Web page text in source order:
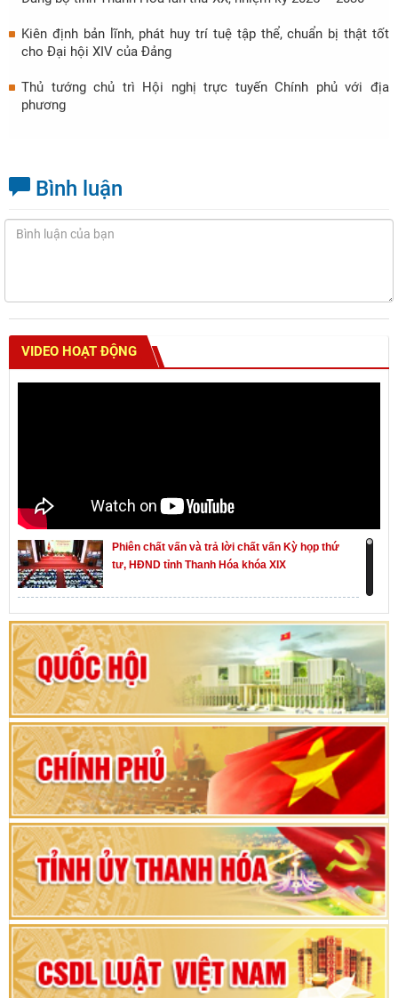
Kiên định bản lĩnh, phát huy trí tuệ tập thể, chuẩn bị thật tốt
cho Đại hội XIV của Đảng
Thủ tướng chủ trì Hội nghị trực tuyến Chính phủ với địa
phương
Bình luận
VIDEO HOẠT ĐỘNG
Phiên chất vấn và trả lời chất vấn Kỳ họp thứ
tư, HĐND tỉnh Thanh Hóa khóa XIX
Khai mạc kỳ họp thứ Nhất, Quốc hội khóa XVI
Hướng dẫn quy trình bỏ phiếu bầu cử ĐBQH
khoá XVI và đại biểu HĐND các cấp nhiệm kỳ
2026-2031
80 năm Quốc hội Việt Nam: vì lợi ích Nhân dân,
vì sự phát triển của đất nước
Bộ Chính trị duyệt nội dung Đại hội đại biểu
Đảng bộ tỉnh Thanh Hóa lần thứ XX, nhiệm kỳ
2025 - 2030
Đại hội đại biểu Đảng bộ xã Yên Thọ lần thứ I,
nhiệm kỳ 2025 – 2030
Đại hội Đảng bộ xã Yên Ninh lần thứ nhất,
nhiệm kỳ 2025 - 2030